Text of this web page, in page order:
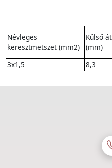
Névleges
keresztmetszet (mm2)
Külső
(mm)
3x1,5
8,3